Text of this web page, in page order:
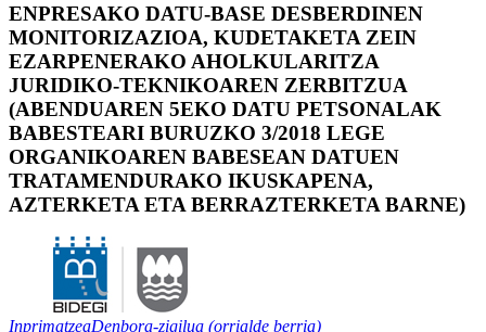
ENPRESAKO DATU-BASE DESBERDINEN
MONITORIZAZIOA, KUDETAKETA ZEIN
EZARPENERAKO AHOLKULARITZA
JURIDIKO-TEKNIKOAREN ZERBITZUA
(ABENDUAREN 5EKO DATU PETSONALAK
BABESTEARI BURUZKO 3/2018 LEGE
ORGANIKOAREN BABESEAN DATUEN
TRATAMENDURAKO IKUSKAPENA,
AZTERKETA ETA BERRAZTERKETA BARNE)
InprimatzeaDenbora-zigilua (orrialde berria)